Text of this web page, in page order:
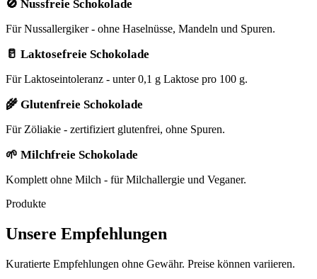
🚫 Nussfreie Schokolade
Für Nussallergiker - ohne Haselnüsse, Mandeln und Spuren.
🥛 Laktosefreie Schokolade
Für Laktoseintoleranz - unter 0,1 g Laktose pro 100 g.
🌾 Glutenfreie Schokolade
Für Zöliakie - zertifiziert glutenfrei, ohne Spuren.
🌱 Milchfreie Schokolade
Komplett ohne Milch - für Milchallergie und Veganer.
Produkte
Unsere Empfehlungen
Kuratierte Empfehlungen ohne Gewähr. Preise können variieren.